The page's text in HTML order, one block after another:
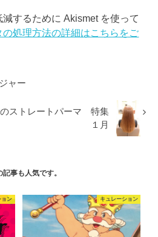
するために Akismet を使って
の処理方法の詳細はこちらをご
ャー
のストレートパーマ 特集
１月
記事も人気です。
ョン キュレーション